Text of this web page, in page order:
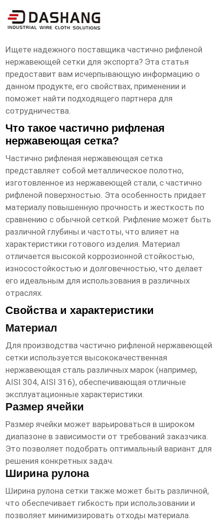
частично рифленая нержавеющая
сетка Экспортер
Ищете надежного поставщика частично рифленой
нержавеющей сетки для экспорта? Эта статья
предоставит вам исчерпывающую информацию о
данном продукте, его свойствах, применении и
поможет найти подходящего партнера для
сотрудничества.
Что такое частично рифленая
нержавеющая сетка?
Частично рифленая нержавеющая сетка
представляет собой металлическое полотно,
изготовленное из нержавеющей стали, с частично
рифленой поверхностью. Эта особенность придает
материалу повышенную прочность и жесткость по
сравнению с обычной сеткой. Рифление может быть
различной глубины и частоты, что влияет на
характеристики готового изделия. Материал
отличается высокой коррозионной стойкостью,
износостойкостью и долговечностью, что делает
его идеальным для использования в различных
отраслях.
Свойства и характеристики
Материал
Для производства частично рифленой нержавеющей
сетки используется высококачественная
нержавеющая сталь различных марок (например,
AISI 304, AISI 316), обеспечивающая отличные
эксплуатационные характеристики.
Размер ячейки
Размер ячейки может варьироваться в широком
диапазоне в зависимости от требований заказчика.
Это позволяет подобрать оптимальный вариант для
решения конкретных задач.
Ширина рулона
Ширина рулона сетки также может быть различной,
что обеспечивает гибкость при использовании и
позволяет минимизировать отходы материала.